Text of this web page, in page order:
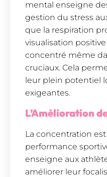
mental enseigne
gestion du stress
que la respiration
visualisation
concentré même
cruciaux. Cela
leur plein potentiel
exigeantes.
L’Amélioration
La concentration
performance
enseigne aux
améliorer leur